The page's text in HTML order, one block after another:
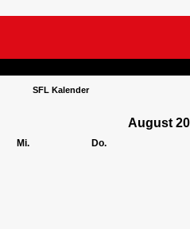
SFL Kalender
August
Mi. Do.